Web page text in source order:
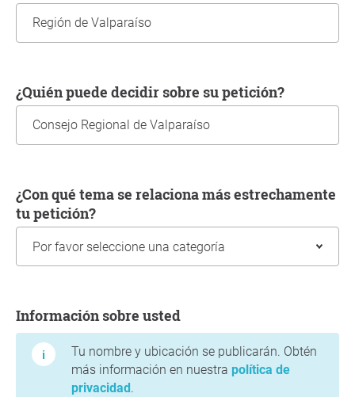
¿Quién puede decidir sobre su petición?
¿Con qué tema se relaciona más estrechamente
tu petición?
Información sobre usted
Tu nombre y ubicación se publicarán. Obtén
más información en nuestra política de
privacidad .